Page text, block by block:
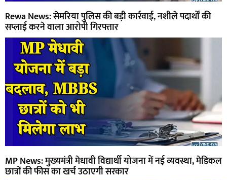
Rewa News: सेमरिया पुलिस की बड़ी कार्रवाई, नशीले पदार्थों की
सप्लाई करने वाला आरोपी गिरफ्तार
MP News: मुख्यमंत्री मेधावी विद्यार्थी योजना में नई व्यवस्था, मेडिकल
छात्रों की फीस का खर्च उठाएगी सरकार